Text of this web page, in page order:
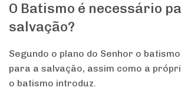
O Batismo é necessário
salvação?
Segundo o plano do Senhor o
para a salvação, assim como a
o batismo introduz.